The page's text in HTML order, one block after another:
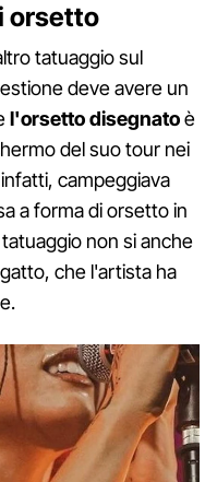
orsetto
tatuaggio sul
deve avere un
l'orsetto disegnatoè
del suo tour nei
campeggiava
a forma di orsetto in
non si anche
che l'artista ha